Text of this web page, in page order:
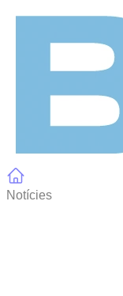
Notícies